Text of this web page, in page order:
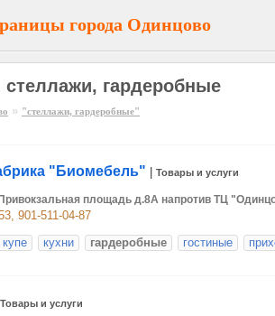
города Одинцово
гардеробные
» "стеллажи, гардеробные"
"Биомебель" Товары и услуги
площадь д.8А напротив ТЦ
901-511-04-87
кухни гардеробные гостиные
Товары и услуги